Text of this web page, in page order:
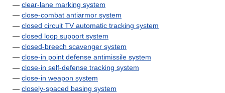
— clear-lane marking system
— close-combat antiarmor system
— closed circuit TV automatic tracking system
— closed loop support system
— closed-breech scavenger system
— close-in point defense antimissile system
— close-in self-defense tracking system
— close-in weapon system
— closely-spaced basing system